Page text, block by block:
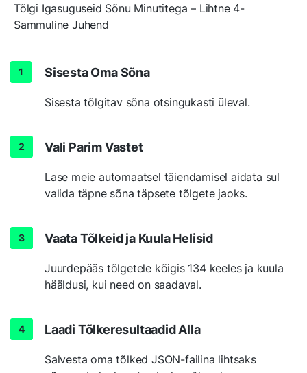
Tõlgi Igasuguseid Sõnu Minutitega – Lihtne 4-
Sammuline Juhend
Sisesta Oma Sõna
Sisesta tõlgitav sõna otsingukasti üleval.
Vali Parim Vastet
Lase meie automaatsel täiendamisel aidata sul
valida täpne sõna täpsete tõlgete jaoks.
Vaata Tõlkeid ja Kuula Helisid
Juurdepääs tõlgetele kõigis 134 keeles ja kuula
hääldusi, kui need on saadaval.
Laadi Tõlkeresultaadid Alla
Salvesta oma tõlked JSON-failina lihtsaks